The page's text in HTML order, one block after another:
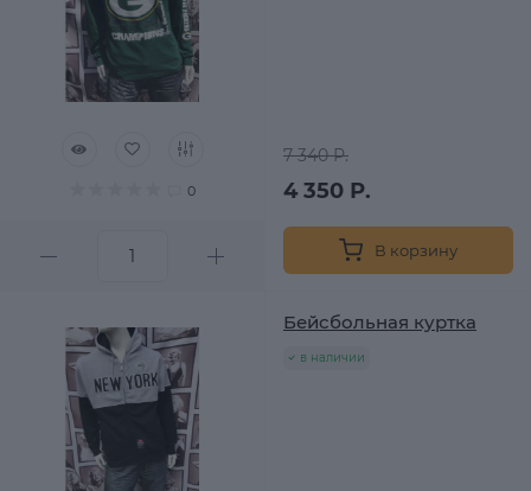
0
7 340 Р.
4 350 Р.
В корзину
Бейсбольная куртка
в наличии